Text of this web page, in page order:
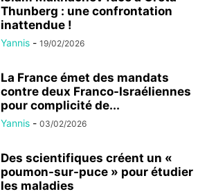
Thunberg : une confrontation
inattendue !
Yannis - 19/02/2026
La France émet des mandats
contre deux Franco-Israéliennes
pour complicité de...
Yannis - 03/02/2026
Des scientifiques créent un «
poumon-sur-puce » pour étudier
les maladies